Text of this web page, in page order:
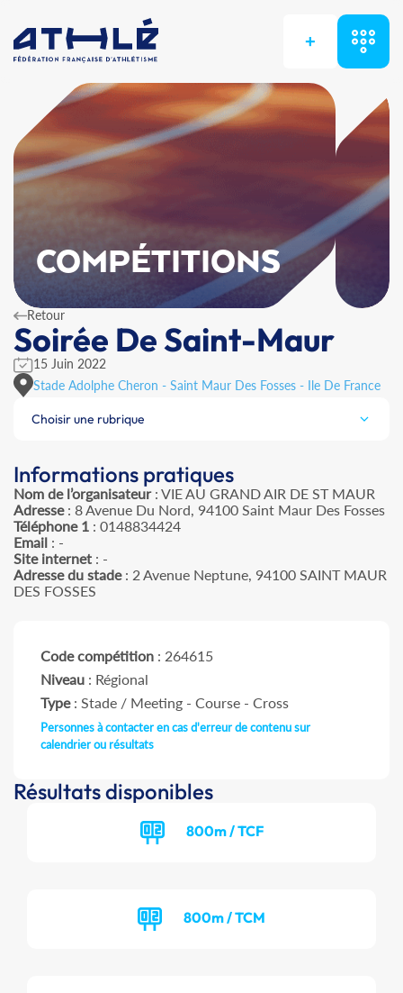
+
COMPÉTITIONS
Retour
Soirée De Saint-Maur
15 Juin 2022
Stade Adolphe Cheron - Saint Maur Des Fosses - Ile De France
Choisir une rubrique
Informations pratiques
Nom de l’organisateur: VIE AU GRAND AIR DE ST MAUR
Adresse: 8 Avenue Du Nord, 94100 Saint Maur Des Fosses
Téléphone 1 : 0148834424
Email : -
Site internet : -
Adresse du stade: 2 Avenue Neptune, 94100 SAINT MAUR
DES FOSSES
Code compétition : 264615
Niveau : Régional
Type: Stade / Meeting - Course - Cross
Personnes à contacter en cas d'erreur de contenu sur
calendrier ou résultats
Résultats disponibles
800m / TCF
800m / TCM